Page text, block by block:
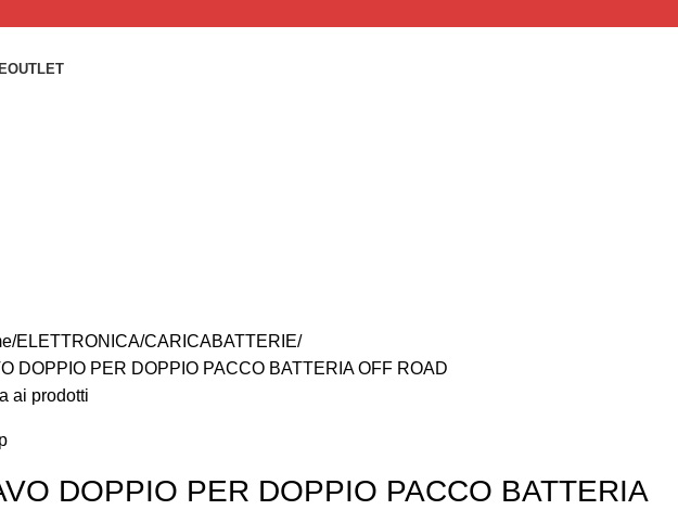
OUTLET
ELETTRONICA CARICABATTERIE
DOPPIO PER DOPPIO PACCO BATTERIA OFF ROAD
ai prodotti
DOPPIO PER DOPPIO PACCO BATTERIA